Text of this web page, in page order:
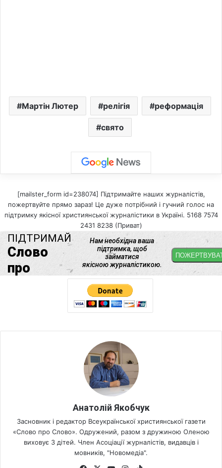
Мартін Лютер релігія реформація
свято
[mailster_form id=238074] Підтримайте наших журналістів,
пожертвуйте прямо зараз! Це дуже потрібний і гучний голос на
підтримку якісної християнської журналістики в Україні. 5168 7574
2431 8238 (Приват)
Анатолій Якобчук
Засновник і редактор Всеукраїнської християнської газети
«Слово про Слово». Одружений, разом з дружиною Оленою
виховує 3 дітей. Член Асоціації журналістів, видавців і
мовників, "Новомедіа".